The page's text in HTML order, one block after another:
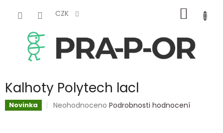
CZK
KOŠÍK
Kalhoty Polytech lacl
Novinka
Průměrné
Neohodnoceno Podrobnosti hodnocení